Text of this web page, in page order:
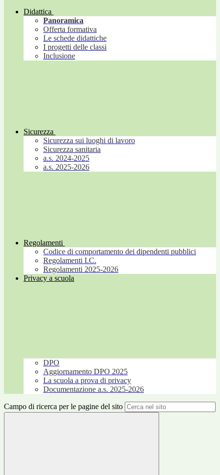
Didattica
Panoramica
Offerta formativa
Le schede didattiche
I progetti delle classi
Inclusione
Sicurezza
Sicurezza sui luoghi di lavoro
Sicurezza sanitaria
a.s. 2024-2025
a.s. 2025-2026
Regolamenti
Codice di comportamento dei dipendenti pubblici
Regolamenti I.C.
Regolamenti 2025-2026
Privacy a scuola
DPO
Aggiornamento DPO 2025
La scuola a prova di privacy
Documentazione a.s. 2025-2026
Campo di ricerca per le pagine del sito